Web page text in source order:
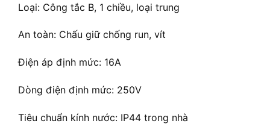
Loại: Công tắc B, 1 chiều, loại trung
An toàn: Chấu giữ chống run, vít
Điện áp định mức: 16A
Dòng điện định mức: 250V
Tiêu chuẩn kính nước: IP44 trong nhà